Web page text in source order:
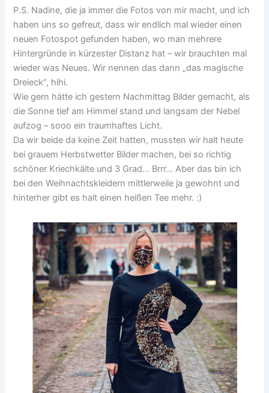
P.S. Nadine, die ja immer die Fotos von mir macht, und ich
haben uns so gefreut, dass wir endlich mal wieder einen
neuen Fotospot gefunden haben, wo man mehrere
Hintergründe in kürzester Distanz hat – wir brauchten mal
wieder was Neues. Wir nennen das dann „das magische
Dreieck“, hihi.
Wie gern hätte ich gestern Nachmittag Bilder gemacht, als
die Sonne tief am Himmel stand und langsam der Nebel
aufzog – sooo ein traumhaftes Licht.
Da wir beide da keine Zeit hatten, mussten wir halt heute
bei grauem Herbstwetter Bilder machen, bei so richtig
schöner Kriechkälte und 3 Grad… Brrr… Aber das bin ich
bei den Weihnachtskleidern mittlerweile ja gewohnt und
hinterher gibt es halt einen heißen Tee mehr. :)